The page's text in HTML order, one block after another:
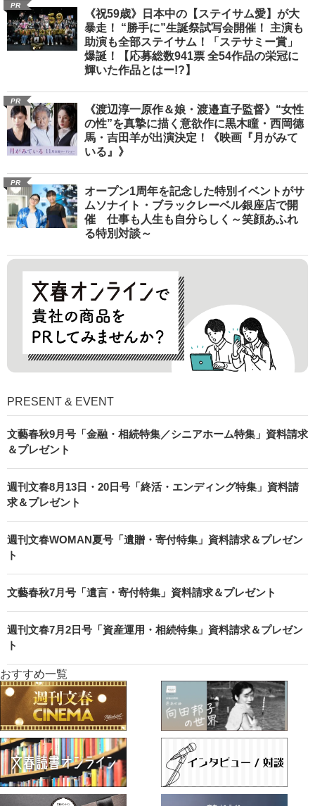
PR
《祝59歳》日本中の【ステイサム愛】が大
暴走！ “勝手に”生誕祭試写会開催！ 主演も
助演も全部ステイサム！「ステサミー賞」
爆誕！【応募総数941票 全54作品の栄冠に
輝いた作品とはー!?】
PR
《渡辺淳一原作＆娘・渡邉直子監督》“女性
の性”を真摯に描く意欲作に黒木瞳・西岡德
馬・吉田羊が出演決定！《映画『月がみて
いる』》
PR
オープン1周年を記念した特別イベントがサ
ムソナイト・ブラックレーベル銀座店で開
催 仕事も人生も自分らしく～笑顔あふれ
る特別対談～
PRESENT & EVENT
文藝春秋9月号「金融・相続特集／シニアホーム特集」資料請求
＆プレゼント
週刊文春8月13日・20日号「終活・エンディング特集」資料請
求＆プレゼント
週刊文春WOMAN夏号「遺贈・寄付特集」資料請求＆プレゼン
ト
文藝春秋7月号「遺言・寄付特集」資料請求＆プレゼント
週刊文春7月2日号「資産運用・相続特集」資料請求＆プレゼン
ト
おすすめ一覧